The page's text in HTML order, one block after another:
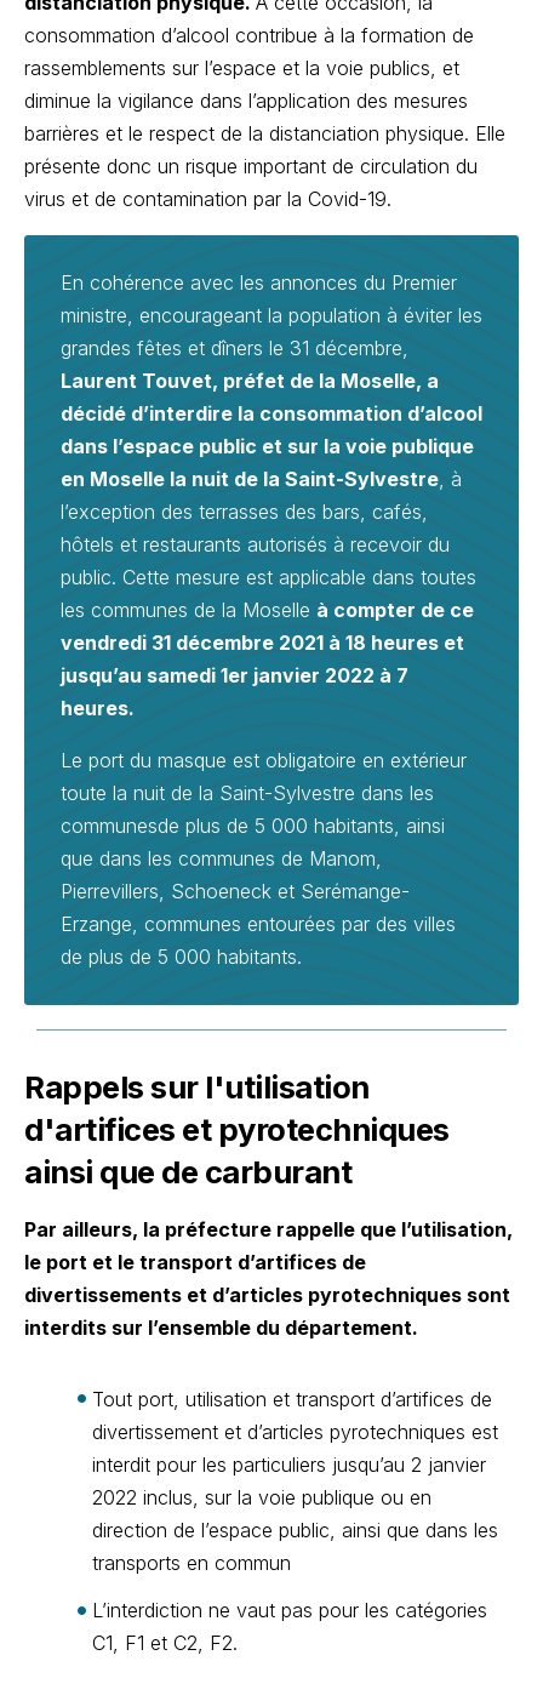
consommation d’alcool contribue à la formation de
rassemblements sur l’espace et la voie publics, et
diminue la vigilance dans l’application des mesures
barrières et le respect de la distanciation physique. Elle
présente donc un risque important de circulation du
virus et de contamination par la Covid-19.
En cohérence avec les annonces du Premier
ministre, encourageant la population à éviter les
grandes fêtes et dîners le 31 décembre,
Laurent Touvet, préfet de la Moselle, a
décidé d’interdire la consommation d’alcool
dans l’espace public et sur la voie publique
en Moselle la nuit de la Saint-Sylvestre , à
l’exception des terrasses des bars, cafés,
hôtels et restaurants autorisés à recevoir du
public. Cette mesure est applicable dans toutes
les communes de la Moselle à compter de ce
vendredi 31 décembre 2021 à 18 heures et
jusqu’au samedi 1er janvier 2022 à 7
heures.
Le port du masque est obligatoire en extérieur
toute la nuit de la Saint-Sylvestre dans les
communesde plus de 5 000 habitants, ainsi
que dans les communes de Manom,
Pierrevillers, Schoeneck et Serémange-
Erzange, communes entourées par des villes
de plus de 5 000 habitants.
Rappels sur l'utilisation
d'artifices et pyrotechniques
ainsi que de carburant
Par ailleurs, la préfecture rappelle que l’utilisation,
le port et le transport d’artifices de
divertissements et d’articles pyrotechniques sont
interdits sur l’ensemble du département.
Tout port, utilisation et transport d’artifices de
divertissement et d’articles pyrotechniques est
interdit pour les particuliers jusqu’au 2 janvier
2022 inclus, sur la voie publique ou en
direction de l’espace public, ainsi que dans les
transports en commun
L’interdiction ne vaut pas pour les catégories
C1, F1 et C2, F2.